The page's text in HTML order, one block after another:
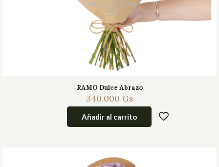
RAMO Dulce Abrazo
340.000 Gs
Añadir al carrito